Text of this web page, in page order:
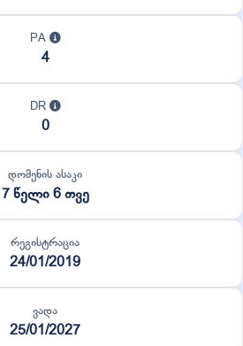
PA
4
DR
0
დომენის ასაკი
7 წელი 6 თვე
რეგისტრაცია
24/01/2019
ვადა
25/01/2027